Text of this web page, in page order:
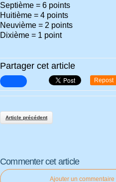
Septième = 6 points
Huitième = 4 points
Neuvième = 2 points
Dixième = 1 point
Partager cet article
Repost
Article précédent
Commenter cet article
Ajouter un commentaire